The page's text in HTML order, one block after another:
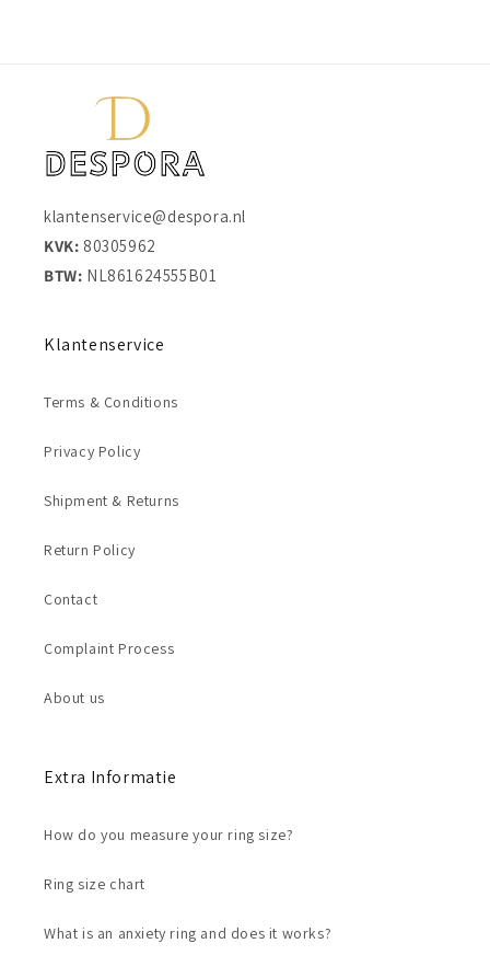
klantenservice@despora.nl
KVK: 80305962
BTW: NL861624555B01
Klantenservice
Terms & Conditions
Privacy Policy
Shipment & Returns
Return Policy
Contact
Complaint Process
About us
Extra Informatie
How do you measure your ring size?
Ring size chart
What is an anxiety ring and does it works?